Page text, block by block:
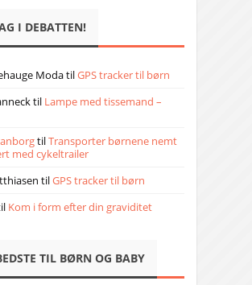
I DEBATTEN!
ModatilGPS tracker til børn
til Lampe med tissemand –
tilTransporter børnene nemt
med cykeltrailer
tilGPS tracker til børn
Kom i form efter din graviditet
TIL BØRN OG BABY